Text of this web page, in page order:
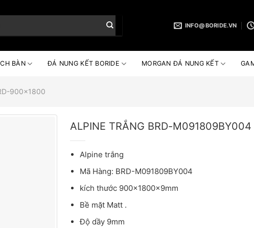
INFO@BORIDE.VN
BÀN ĐÁ NUNG KẾT BORIDE MORGAN ĐÁ NUNG KẾT
900x1800
ALPINE TRẮNG BRD-M091809BY004
Alpine trắng
Mã Hàng: BRD-M091809BY004
kích thước 900x1800x9mm
Bề mặt Matt .
Độ dầy 9mm